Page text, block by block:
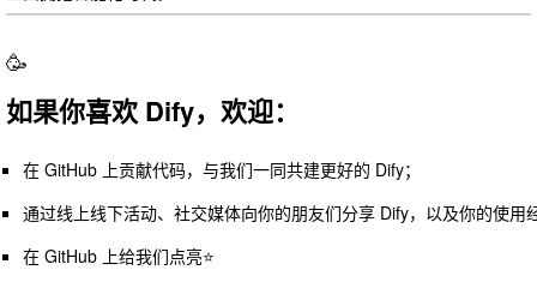
🥳
如果你喜欢 Dify，欢迎：
在 GitHub 上贡献代码，与我们一同共建更好的 Dify；
通过线上线下活动、社交媒体向你的朋友们分享 Dify，以及你的使用
在 GitHub 上给我们点亮⭐️